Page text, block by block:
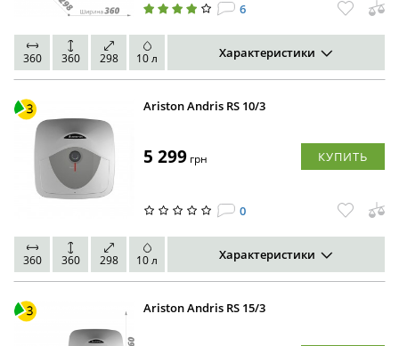
6
360 360 298 10 л Характеристики
Ariston Andris RS 10/3
5 299 грн КУПИТЬ
0
360 360 298 10 л Характеристики
Ariston Andris RS 15/3